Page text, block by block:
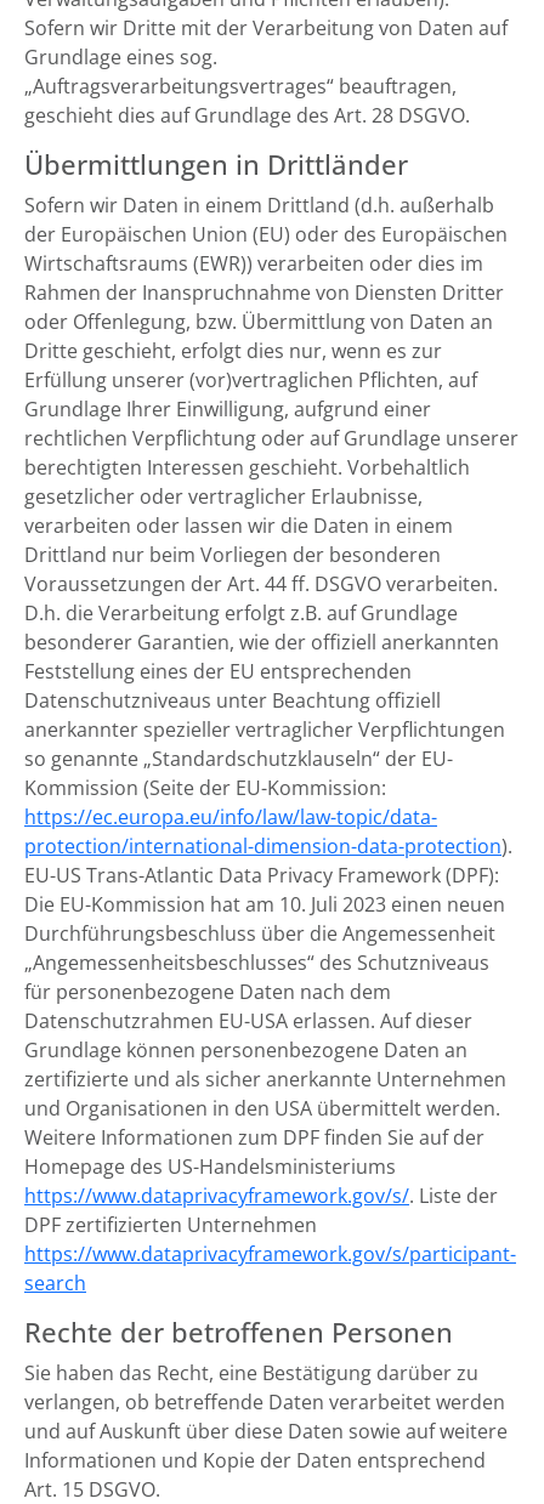
Sofern wir Dritte mit der Verarbeitung von Daten auf
Grundlage eines sog.
„Auftragsverarbeitungsvertrages“ beauftragen,
geschieht dies auf Grundlage des Art. 28 DSGVO.
Übermittlungen in Drittländer
Sofern wir Daten in einem Drittland (d.h. außerhalb
der Europäischen Union (EU) oder des Europäischen
Wirtschaftsraums (EWR)) verarbeiten oder dies im
Rahmen der Inanspruchnahme von Diensten Dritter
oder Offenlegung, bzw. Übermittlung von Daten an
Dritte geschieht, erfolgt dies nur, wenn es zur
Erfüllung unserer (vor)vertraglichen Pflichten, auf
Grundlage Ihrer Einwilligung, aufgrund einer
rechtlichen Verpflichtung oder auf Grundlage unserer
berechtigten Interessen geschieht. Vorbehaltlich
gesetzlicher oder vertraglicher Erlaubnisse,
verarbeiten oder lassen wir die Daten in einem
Drittland nur beim Vorliegen der besonderen
Voraussetzungen der Art. 44 ff. DSGVO verarbeiten.
D.h. die Verarbeitung erfolgt z.B. auf Grundlage
besonderer Garantien, wie der offiziell anerkannten
Feststellung eines der EU entsprechenden
Datenschutzniveaus unter Beachtung offiziell
anerkannter spezieller vertraglicher Verpflichtungen
so genannte „Standardschutzklauseln“ der EU-
Kommission (Seite der EU-Kommission:
https://ec.europa.eu/info/law/law-topic/data-
protection/international-dimension-data-protection).
EU-US Trans-Atlantic Data Privacy Framework (DPF):
Die EU-Kommission hat am 10. Juli 2023 einen neuen
Durchführungsbeschluss über die Angemessenheit
„Angemessenheitsbeschlusses“ des Schutzniveaus
für personenbezogene Daten nach dem
Datenschutzrahmen EU-USA erlassen. Auf dieser
Grundlage können personenbezogene Daten an
zertifizierte und als sicher anerkannte Unternehmen
und Organisationen in den USA übermittelt werden.
Weitere Informationen zum DPF finden Sie auf der
Homepage des US-Handelsministeriums
https://www.dataprivacyframework.gov/s/. Liste der
DPF zertifizierten Unternehmen
https://www.dataprivacyframework.gov/s/participant-
search
Rechte der betroffenen Personen
Sie haben das Recht, eine Bestätigung darüber zu
verlangen, ob betreffende Daten verarbeitet werden
und auf Auskunft über diese Daten sowie auf weitere
Informationen und Kopie der Daten entsprechend
Art. 15 DSGVO.